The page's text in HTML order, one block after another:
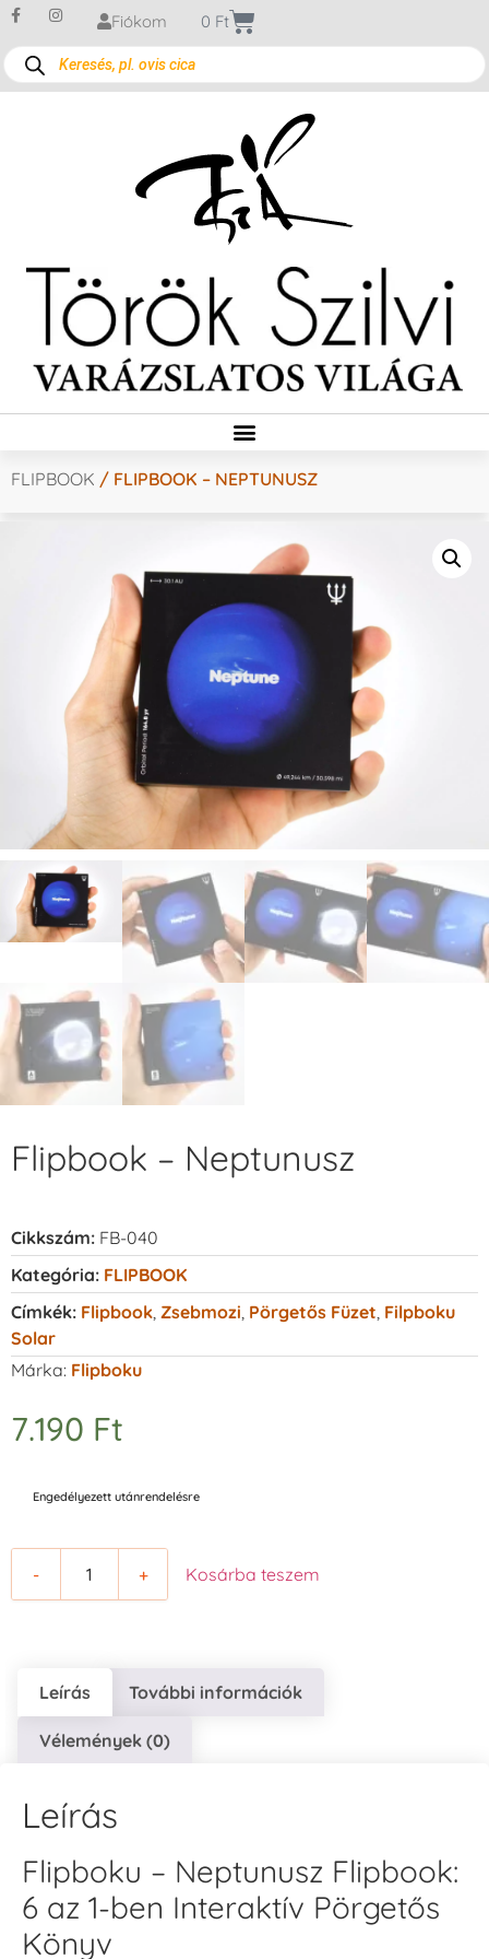
Fiókom 0 Ft
FLIPBOOK / FLIPBOOK – NEPTUNUSZ
Flipbook – Neptunusz
Cikkszám: FB-040
Kategória: FLIPBOOK
Címkék: Flipbook Zsebmozi Pörgetős Füzet Filpboku
Solar
Márka: Flipboku
7.190 Ft
Engedélyezett utánrendelésre
- + Kosárba teszem
Leírás További információk
Vélemények (0)
Leírás
Flipboku – Neptunusz Flipbook:
6 az 1-ben Interaktív Pörgetős
Könyv